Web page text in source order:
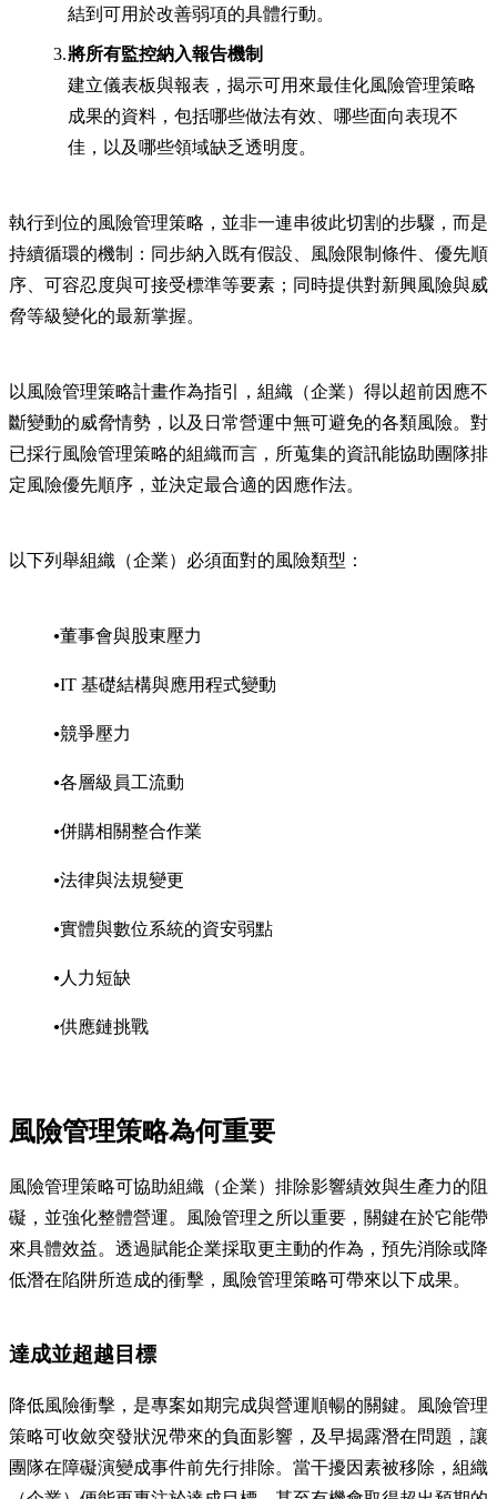
結到可用於改善弱項的具體行動。
將所有監控納入報告機制
建立儀表板與報表，揭示可用來最佳化風險管理策略
成果的資料，包括哪些做法有效、哪些面向表現不
佳，以及哪些領域缺乏透明度。
執行到位的風險管理策略，並非一連串彼此切割的步驟，而是
持續循環的機制：同步納入既有假設、風險限制條件、優先順
序、可容忍度與可接受標準等要素；同時提供對新興風險與威
脅等級變化的最新掌握。
以風險管理策略計畫作為指引，組織（企業）得以超前因應不
斷變動的威脅情勢，以及日常營運中無可避免的各類風險。對
已採行風險管理策略的組織而言，所蒐集的資訊能協助團隊排
定風險優先順序，並決定最合適的因應作法。
以下列舉組織（企業）必須面對的風險類型：
董事會與股東壓力
IT 基礎結構與應用程式變動
競爭壓力
各層級員工流動
併購相關整合作業
法律與法規變更
實體與數位系統的資安弱點
人力短缺
供應鏈挑戰
風險管理策略為何重要
風險管理策略可協助組織（企業）排除影響績效與生產力的阻
礙，並強化整體營運。風險管理之所以重要，關鍵在於它能帶
來具體效益。透過賦能企業採取更主動的作為，預先消除或降
低潛在陷阱所造成的衝擊，風險管理策略可帶來以下成果。
達成並超越目標
降低風險衝擊，是專案如期完成與營運順暢的關鍵。風險管理
策略可收斂突發狀況帶來的負面影響，及早揭露潛在問題，讓
團隊在障礙演變成事件前先行排除。當干擾因素被移除，組織